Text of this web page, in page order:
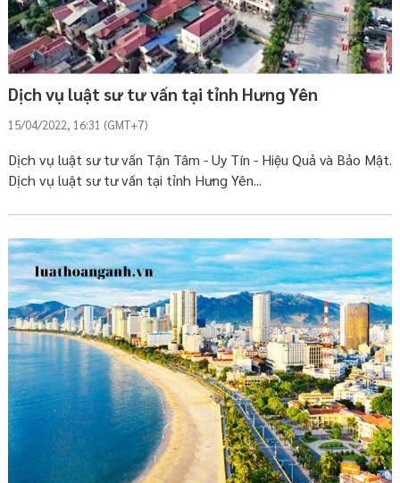
Dịch vụ luật sư tư vấn tại tỉnh Hưng Yên
15/04/2022, 16:31 (GMT+7)
Dịch vụ luật sư tư vấn Tận Tâm - Uy Tín - Hiệu Quả và Bảo Mật.
Dịch vụ luật sư tư vấn tại tỉnh Hưng Yên...